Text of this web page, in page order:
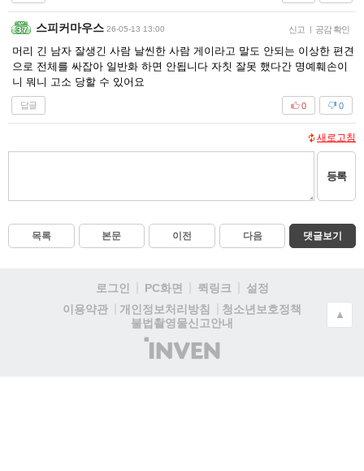
스피커마우스 26-05-13 13:00 신고 | 공감 확인
머리 긴 남자 잘생긴 사람 날씬한 사람 게이라고 말도 안되는 이상한 편견
으로 전체를 싸잡아 일반화 하면 안됩니다 자칫 잘못 했다간 명예훼손이
니 뭐니 고소 당할 수 있어요
답글 0
0
새로고침
등록
목록 본문 이전 다음 댓글보기
로그인 PC화면 퀵링크
설정
이용약관
개인정보처리방침
청소년보호정책
불법촬영물신고안내
(주)
인
▲